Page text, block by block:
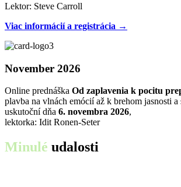
Lektor: Steve Carroll
Viac informácií a registrácia →
November 2026
Online prednáška Od zaplavenia k pocitu
plavba na vlnách emócií až k brehom jasnosti a
uskutoční dňa 6. novembra 2026,
lektorka: Idit Ronen-Seter
Minulé udalosti